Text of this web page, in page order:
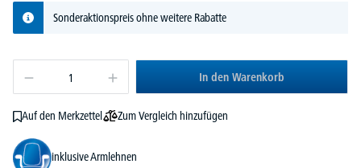
Sonderaktionspreis ohne weitere Rabatte
In den Warenkorb
Auf den Merkzettel Zum Vergleich hinzufügen
inklusive Armlehnen